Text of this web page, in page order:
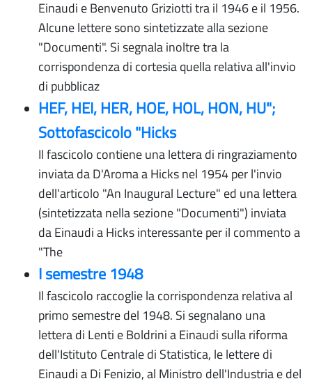
Einaudi e Benvenuto Griziotti tra il 1946 e il 1956.
Alcune lettere sono sintetizzate alla sezione
"Documenti". Si segnala inoltre tra la
corrispondenza di cortesia quella relativa all'invio
di pubblicaz
HEF, HEI, HER, HOE, HOL, HON, HU";
Sottofascicolo "Hicks
Il fascicolo contiene una lettera di ringraziamento
inviata da D'Aroma a Hicks nel 1954 per l'invio
dell'articolo "An Inaugural Lecture" ed una lettera
(sintetizzata nella sezione "Documenti") inviata
da Einaudi a Hicks interessante per il commento a
"The
I semestre 1948
Il fascicolo raccoglie la corrispondenza relativa al
primo semestre del 1948. Si segnalano una
lettera di Lenti e Boldrini a Einaudi sulla riforma
dell'Istituto Centrale di Statistica, le lettere di
Einaudi a Di Fenizio, al Ministro dell'Industria e del